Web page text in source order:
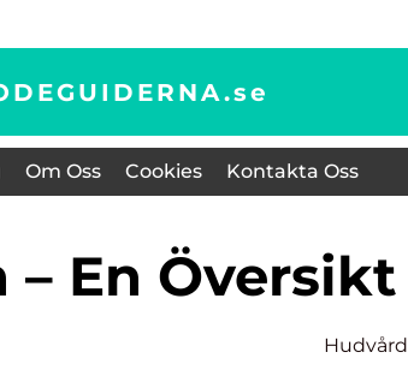
se
Om Oss Cookies Kontakta Oss
– En Översikt
Hudvård